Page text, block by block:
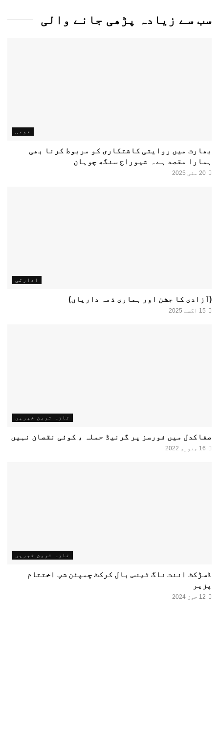
سب سے زیادہ پڑھی جانے والی
قومی
بھارت میں روایتی کاشتکاری کو مربوط کرنا بھی
ہمارا مقصد ہے۔ شیوراج سنگھ چوہان
ادارتی
(آزادی کا جشن اور ہماری ذمہ داریاں)
تازہ ترین خبریں
صفاکدل میں فورسز پر گرنیڈ حملہ ، کوئی نقصان نہیں
تازہ ترین خبریں
ڈسڑکٹ اننت ناگ ٹینس بال کرکٹ چمپئن شپ اختتام
پزیر